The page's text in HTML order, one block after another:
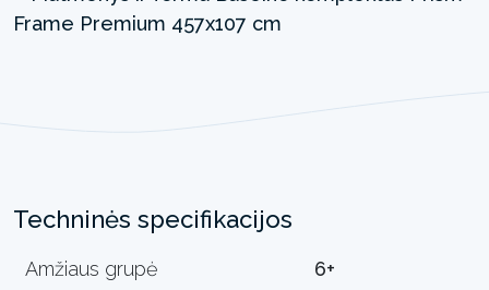
Techninės specifikacijos
Amžiaus grupė 6+